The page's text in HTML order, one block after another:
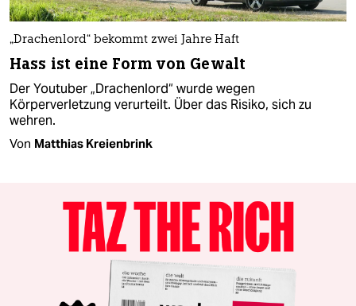
„Drachenlord“ bekommt zwei Jahre Haft
Hass ist eine Form von Gewalt
Der Youtuber „Drachenlord“ wurde wegen
Körperverletzung verurteilt. Über das Risiko, sich zu
wehren.
Von Matthias Kreienbrink